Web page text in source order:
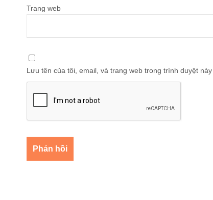
Trang web
Lưu tên của tôi, email, và trang web trong trình duyệt